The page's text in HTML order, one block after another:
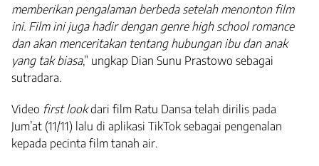
memberikan pengalaman berbeda setelah menonton film
ini. Film ini juga hadir dengan genre high school romance
dan akan menceritakan tentang hubungan ibu dan anak
yang tak biasa,” ungkap Dian Sunu Prastowo sebagai
sutradara.
Video first lookdari film Ratu Dansa telah dirilis pada
Jum’at (11/11) lalu di aplikasi TikTok sebagai pengenalan
kepada pecinta film tanah air.